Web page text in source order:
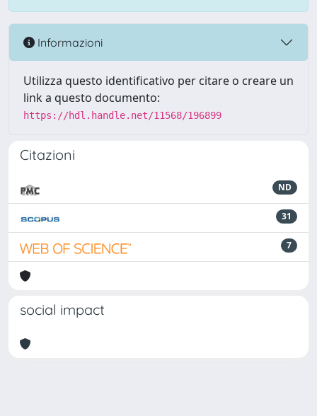
Informazioni
Utilizza questo identificativo per citare o creare un
link a questo documento:
https://hdl.handle.net/11568/196899
Citazioni
ND
31
7
social impact